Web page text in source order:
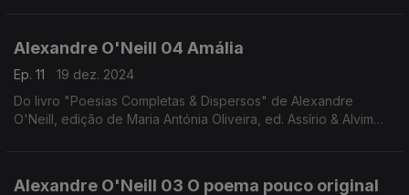
Alexandre O'Neill 04 Amália
Ep. 11
19 dez. 2024
Do livro "Poesias Completas & Dispersos" de Alexandre
O'Neill, edição de Maria Antónia Oliveira, ed. Assírio & Alvim
Alexandre O'Neill 03 O poema pouco original